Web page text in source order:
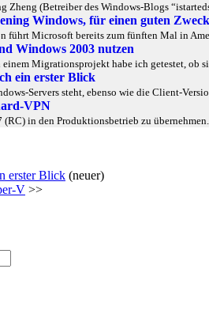
(Betreiber des Windows-Blogs
Windows, für einen guten Zweck
führt Microsoft bereits zum fünften Mal in
Windows 2003 nutzen
Migrationsprojekt habe ich getestet, ob
ein erster Blick
Servers steht, ebenso wie die Client-
VPN
(RC) in den Produktionsbetrieb zu
erster Blick (neuer)
V >>